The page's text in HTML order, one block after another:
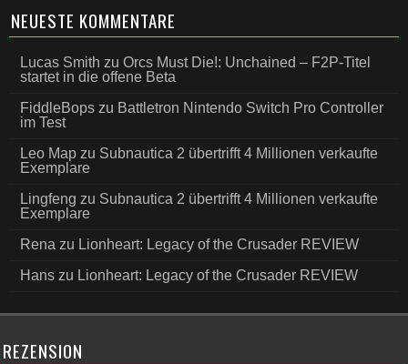
NEUESTE KOMMENTARE
Lucas Smith zu Orcs Must Die!: Unchained – F2P-Titel
startet in die offene Beta
FiddleBops zu Battletron Nintendo Switch Pro Controller
im Test
Leo Map zu Subnautica 2 übertrifft 4 Millionen verkaufte
Exemplare
Lingfeng zu Subnautica 2 übertrifft 4 Millionen verkaufte
Exemplare
Rena zu Lionheart: Legacy of the Crusader REVIEW
Hans zu Lionheart: Legacy of the Crusader REVIEW
REZENSION